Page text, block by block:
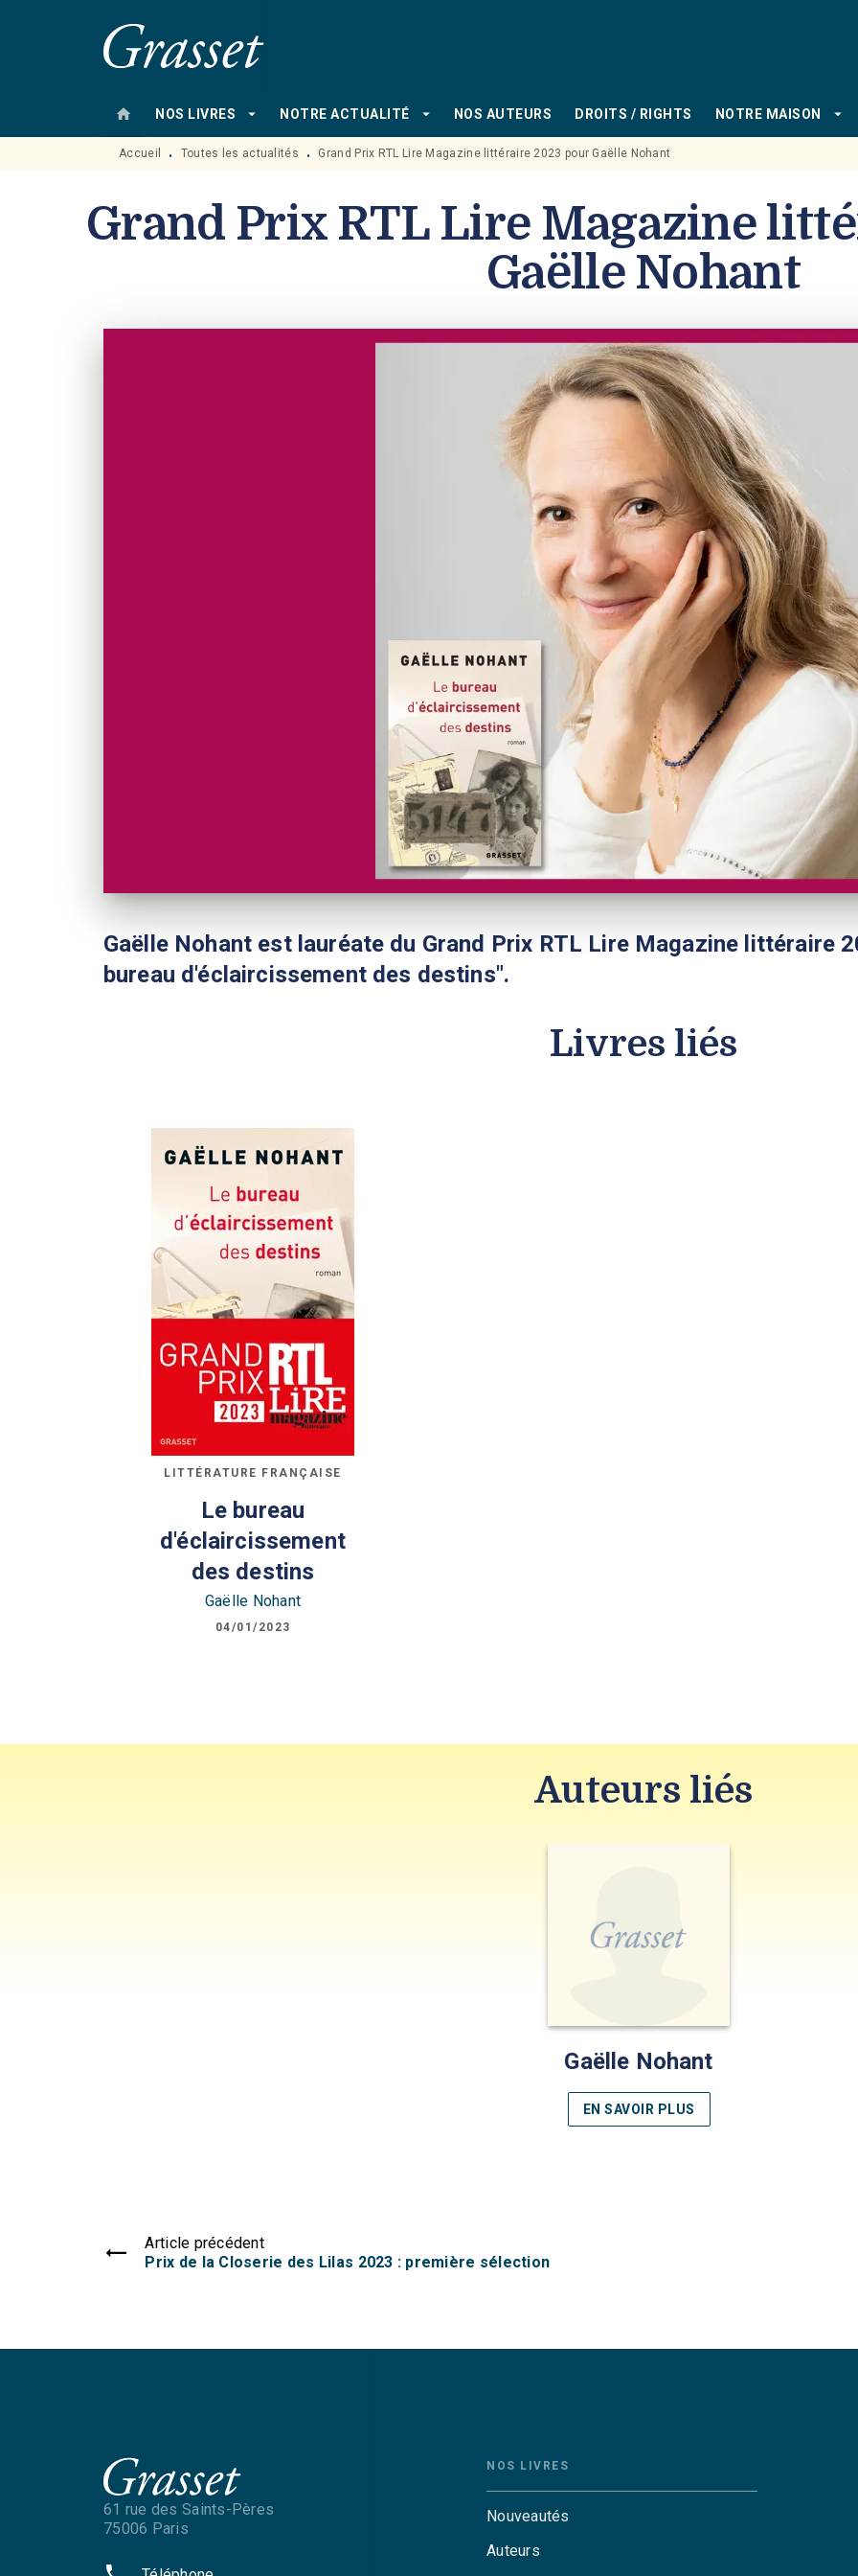
MENU RECHERCHE
home NOS LIVRES arrow_drop_down NOTRE ACTUALITÉ arrow_drop_down NOS AUTEURS DROITS / RIGHTS NOTRE MAISON arrow_drop_down
Accueil • Toutes les actualités • Grand Prix RTL Lire Magazine littéraire 2023 pour Gaëlle Nohant
Grand Prix RTL Lire Magazine
Gaëlle Nohant
Gaëlle Nohant est lauréate du Grand Prix RTL Lire Magazine littéraire
bureau d'éclaircissement des destins".
Livres liés
LITTÉRATURE FRANÇAISE
Le bureau
d'éclaircissement
des destins
Gaëlle Nohant
04/01/2023
Auteurs liés
Gaëlle Nohant
EN SAVOIR PLUS
Article précédent
Prix de la Closerie des Lilas 2023 : première sélection
61 rue des Saints-Pères
75006 Paris
NOS LIVRES
Nouveautés
Auteurs